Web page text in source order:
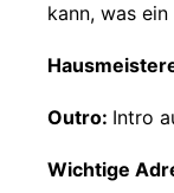
kann, was
Outro: Intro
Wichtige